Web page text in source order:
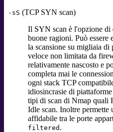
-sS (TCP SYN scan)
Il SYN scan è l'opzione di
buone ragioni. Può essere
la scansione su migliaia di
veloce non limitata da
relativamente nascosto e
completa mai le
ogni stack TCP
idiosincrasie di
tipi di scan di Nmap
Idle scan. Inoltre permette
affidabile tra le porte
filtered .